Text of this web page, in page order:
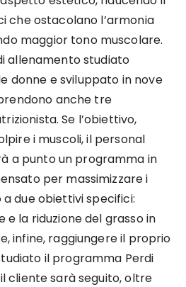
che ostacolano l’armonia
maggior tono muscolare.
allenamento studiato
donne e sviluppato in nove
anche tre
Se l’obiettivo,
i muscoli, il personal
a punto un programma in
per massimizzare i
due obiettivi specifici:
e la riduzione del grasso in
infine, raggiungere il proprio
il programma Perdi
cliente sarà seguito, oltre